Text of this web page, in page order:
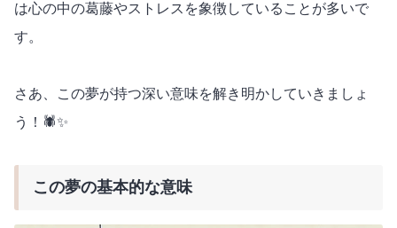
は心の中の葛藤やストレスを象徴していることが多いで
す。
さあ、この夢が持つ深い意味を解き明かしていきましょ
う！🕷️✨
この夢の基本的な意味